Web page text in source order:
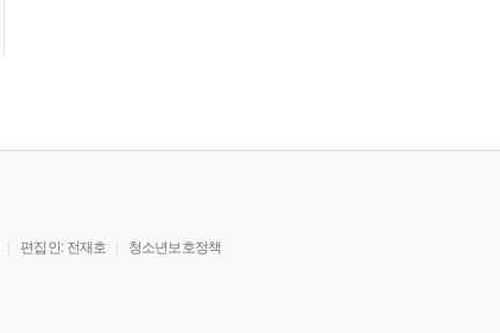
편집인: 전재호
청소년보호정책